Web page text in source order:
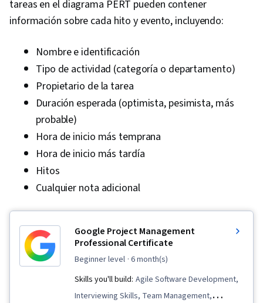
tareas en el diagrama PERT pueden contener
información sobre cada hito y evento, incluyendo:
Nombre e identificación
Tipo de actividad (categoría o departamento)
Propietario de la tarea
Duración esperada (optimista, pesimista, más
probable)
Hora de inicio más temprana
Hora de inicio más tardía
Hitos
Cualquier nota adicional
Google Project Management
Professional Certificate
beginner level · 6 month(s)
Skills you'll build: Agile Software Development,
Interviewing Skills, Team Management,